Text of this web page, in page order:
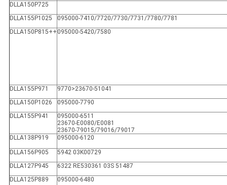
DLLA150P725
DLLA155P1025
095000-7410/7720/7730/7731/7780/7781
DLLA150P815++ 095000-5420/7580
DLLA155P971
9770>23670-51041
DLLA150P1026
095000-7790
DLLA155P941
095000-6511
23670-E0080/E0081
23670-79015/79016/79017
DLLA138P919
095000-6120
DLLA156P905
5942 03K00729
DLLA127P945
6322 RE530361 03S 51487
DLLA125P889
095000-6480